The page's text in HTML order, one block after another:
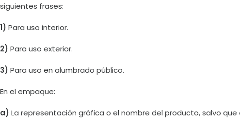
siguientes frases:
1) Para uso interior.
2) Para uso exterior.
3) Para uso en alumbrado público.
En el empaque:
a) La representación gráfica o el nombre del producto, salvo que